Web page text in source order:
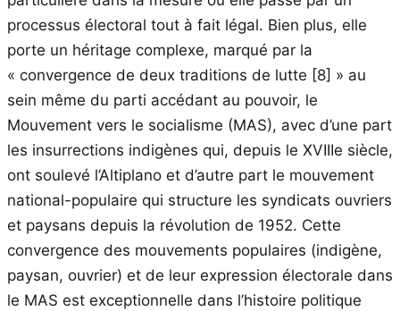
processus électoral tout à fait légal. Bien plus, elle
porte un héritage complexe, marqué par la
« convergence de deux traditions de lutte [8] » au
sein même du parti accédant au pouvoir, le
Mouvement vers le socialisme (MAS), avec d’une part
les insurrections indigènes qui, depuis le XVIIIe siècle,
ont soulevé l’Altiplano et d’autre part le mouvement
national-populaire qui structure les syndicats ouvriers
et paysans depuis la révolution de 1952. Cette
convergence des mouvements populaires (indigène,
paysan, ouvrier) et de leur expression électorale dans
le MAS est exceptionnelle dans l’histoire politique